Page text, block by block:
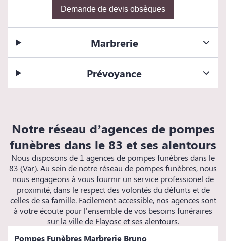
Demande de devis obsèques
Marbrerie
Prévoyance
Notre réseau d’agences de pompes
funèbres dans le 83 et ses alentours
Nous disposons de 1 agences de pompes funèbres dans le
83 (Var). Au sein de notre réseau de pompes funèbres, nous
nous engageons à vous fournir un service professionel de
proximité, dans le respect des volontés du défunts et de
celles de sa famille. Facilement accessible, nos agences sont
à votre écoute pour l'ensemble de vos besoins funéraires
sur la ville de Flayosc et ses alentours.
Pompes Funèbres Marbrerie Bruno